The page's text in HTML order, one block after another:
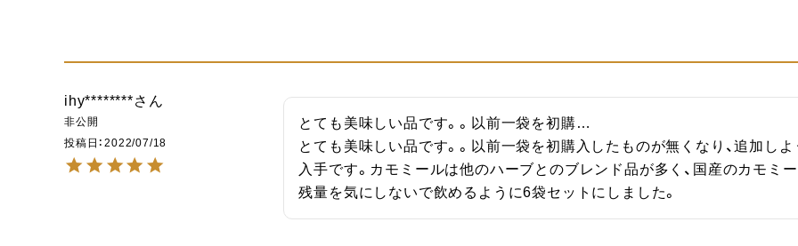
ihy********
非公開
投稿日
2022/07/18
とても美味しい品です。。以前一袋を初購…
とても美味しい品です。。以前一袋を初購入したものが無くなり、追加し
入手です。カモミールは他のハーブとのブレンド品が多く、国産のカモミ
残量を気にしないで飲めるように6袋セットにしました。